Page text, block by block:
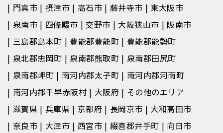
門真市
摂津市 高石市 藤井寺市
東大阪市
泉南市
四條畷市 交野市 大阪狭山市
阪南市
三島郡島本町
豊能郡豊能町
豊能郡能勢町
泉北郡忠岡町
泉南郡熊取町
泉南郡田尻町
泉南郡岬町
南河内郡太子町
南河内郡河南町
南河内郡千早赤阪村
大阪府
その他のエリア
滋賀県
兵庫県 京都府 長岡京市
大和高田市
奈良市
大津市 西宮市 綴喜郡井手町
向日市